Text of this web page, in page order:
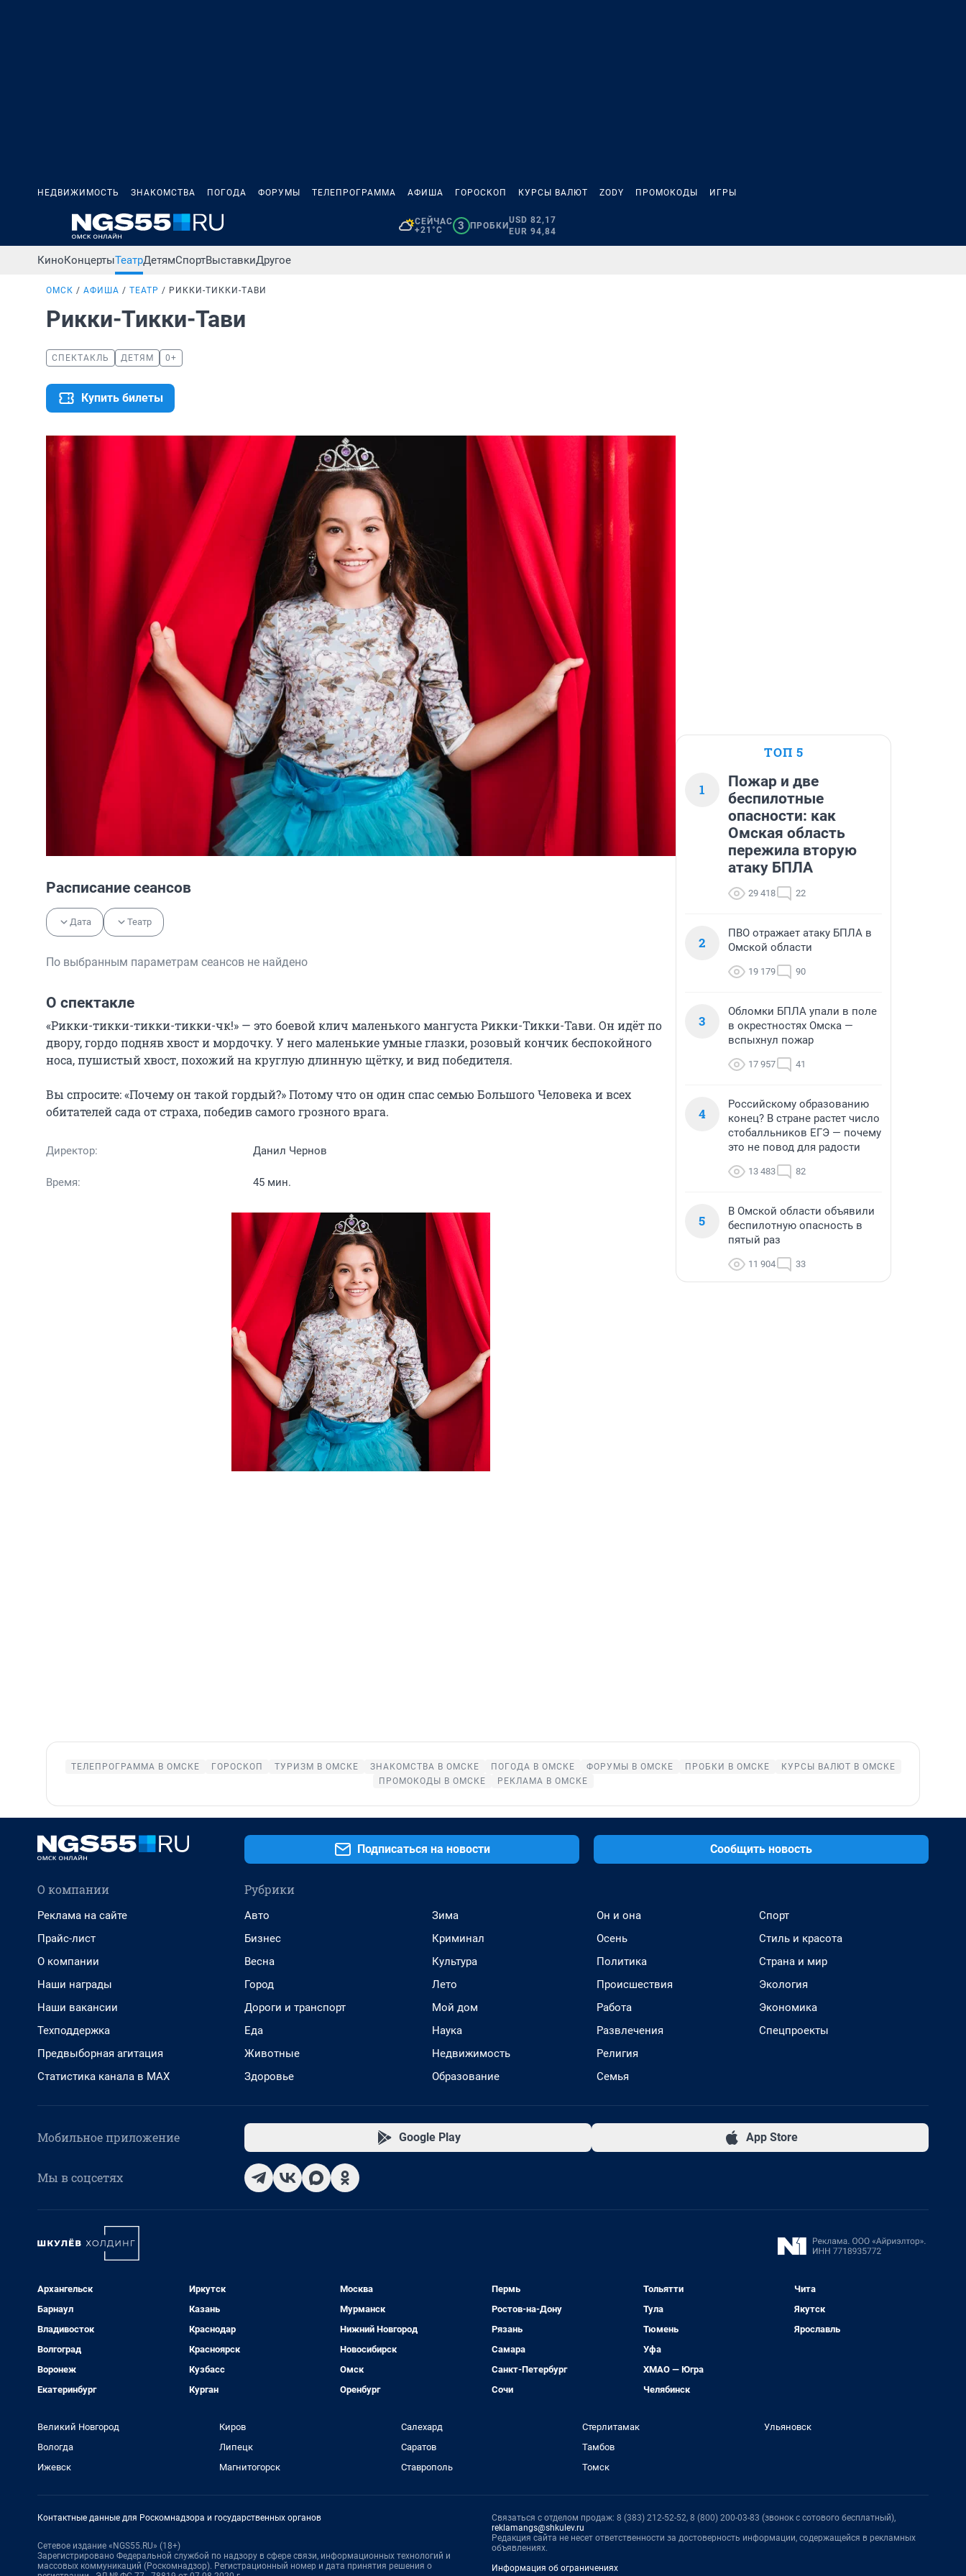
НЕДВИЖИМОСТЬ ЗНАКОМСТВА ПОГОДА ФОРУМЫ ТЕЛЕПРОГРАММА АФИША ГОРОСКОП КУРСЫ ВАЛЮТ ZODY ПРОМОКОДЫ ИГРЫ
СЕЙЧАС
+21°C
3 ПРОБКИ
USD 82,17
EUR 94,84
КиноКонцертыТеатрДетямСпортВыставкиДругое
ОМСК АФИША ТЕАТР РИККИ-ТИККИ-ТАВИ
Рикки-Тикки-Тави
СПЕКТАКЛЬ ДЕТЯМ 0+
Купить билеты
Расписание сеансов
Дата Театр
По выбранным параметрам сеансов не найдено
О спектакле
«Рикки-тикки-тикки-тикки-чк!» — это боевой клич маленького мангуста Рикки-Тикки-Тави. Он идёт по
двору, гордо подняв хвост и мордочку. У него маленькие умные глазки, розовый кончик беспокойного
носа, пушистый хвост, похожий на круглую длинную щётку, и вид победителя.
Вы спросите: «Почему он такой гордый?» Потому что он один спас семью Большого Человека и всех
обитателей сада от страха, победив самого грозного врага.
Директор: Данил Чернов
Время: 45 мин.
ТОП 5
1
Пожар и две
беспилотные
опасности: как
Омская область
пережила вторую
атаку БПЛА
29 418 22
2
ПВО отражает атаку БПЛА в
Омской области
19 179 90
3
Обломки БПЛА упали в поле
в окрестностях Омска —
вспыхнул пожар
17 957 41
4
Российскому образованию
конец? В стране растет число
стобалльников ЕГЭ — почему
это не повод для радости
13 483 82
5
В Омской области объявили
беспилотную опасность в
пятый раз
11 904 33
ТЕЛЕПРОГРАММА В ОМСКЕ ГОРОСКОП ТУРИЗМ В ОМСКЕ ЗНАКОМСТВА В ОМСКЕ ПОГОДА В ОМСКЕ ФОРУМЫ В ОМСКЕ ПРОБКИ В ОМСКЕ
КУРСЫ ВАЛЮТ В ОМСКЕ
ПРОМОКОДЫ В ОМСКЕ
РЕКЛАМА В ОМСКЕ
Подписаться на новости Сообщить новость
О компании
Реклама на сайте
Прайс-лист
О компании
Наши награды
Наши вакансии
Техподдержка
Предвыборная агитация
Статистика канала в MAX
Рубрики
Авто
Бизнес
Весна
Город
Дороги и транспорт
Еда
Животные
Здоровье
Зима
Криминал
Культура
Лето
Мой дом
Наука
Недвижимость
Образование
Он и она
Осень
Политика
Происшествия
Работа
Развлечения
Религия
Семья
Спорт
Стиль и красота
Страна и мир
Экология
Экономика
Спецпроекты
Мобильное приложение Google Play App Store
Мы в соцсетях
Архангельск
Барнаул
Владивосток
Волгоград
Воронеж
Екатеринбург
Иркутск
Казань
Краснодар
Красноярск
Кузбасс
Курган
Москва
Мурманск
Нижний Новгород
Новосибирск
Омск
Оренбург
Пермь
Ростов-на-Дону
Рязань
Самара
Санкт-Петербург
Сочи
Тольятти
Тула
Тюмень
Уфа
ХМАО — Югра
Челябинск
Чита
Якутск
Ярославль
Великий Новгород
Вологда
Ижевск
Киров
Липецк
Магнитогорск
Салехард
Саратов
Ставрополь
Стерлитамак
Тамбов
Томск
Ульяновск
Контактные данные для Роскомнадзора и государственных органов
Сетевое издание «NGS55.RU» (18+)
Зарегистрировано Федеральной службой по надзору в сфере связи, информационных технологий и
массовых коммуникаций (Роскомнадзор). Регистрационный номер и дата принятия решения о
Связаться с отделом продаж: 8 (383) 212-52-52, 8 (800) 200-03-83 (звонок с сотового бесплатный),
reklamangs@shkulev.ru
Редакция сайта не несет ответственности за достоверность информации, содержащейся в рекламных
объявлениях.
Информация об ограничениях